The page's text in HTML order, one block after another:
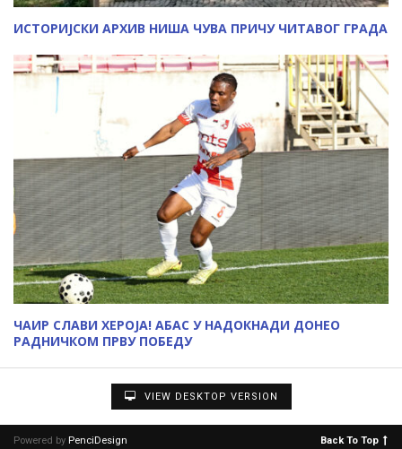
ИСТОРИЈСКИ АРХИВ НИША ЧУВА ПРИЧУ ЧИТАВОГ ГРАДА
ЧАИР СЛАВИ ХЕРОЈА! АБАС У НАДОКНАДИ ДОНЕО
РАДНИЧКОМ ПРВУ ПОБЕДУ
VIEW DESKTOP VERSION
Powered by PenciDesign Back To Top